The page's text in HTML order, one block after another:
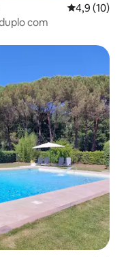
4,9 de uma
4,9 (10)
com